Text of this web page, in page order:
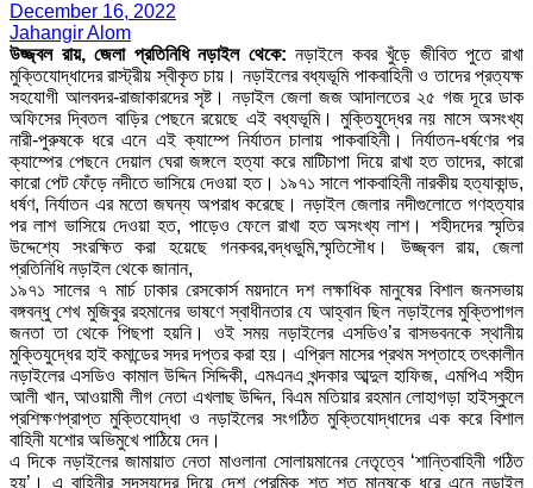
December 16, 2022
Jahangir Alom
উজ্জ্বল রায়, জেলা প্রতিনিধি নড়াইল থেকে: নড়াইলে কবর খুঁড়ে জীবিত পুতে রাখা
মুক্তিযোদ্ধাদের রাস্ট্রীয় স্বীকৃত চায়। নড়াইলের বধ্যভূমি পাকবাহিনী ও তাদের প্রত্যক্ষ
সহযোগী আলবদর-রাজাকারদের সৃষ্ট। নড়াইল জেলা জজ আদালতের ২৫ গজ দূরে ডাক
অফিসের দ্বিতল বাড়ির পেছনে রয়েছে এই বধ্যভূমি। মুক্তিযুদ্ধের নয় মাসে অসংখ্য
নারী-পুরুষকে ধরে এনে এই ক্যাম্পে নির্যাতন চালায় পাকবাহিনী। নির্যাতন-ধর্ষণের পর
ক্যাম্পের পেছনে দেয়াল ঘেরা জঙ্গলে হত্যা করে মাটিচাপা দিয়ে রাখা হত তাদের, কারো
কারো পেট ফেঁড়ে নদীতে ভাসিয়ে দেওয়া হত। ১৯৭১ সালে পাকবাহিনী নারকীয় হত্যাকান্ড,
ধর্ষণ, নির্যাতন এর মতো জঘন্য অপরাধ করেছে। নড়াইল জেলার নদীগুলোতে গণহত্যার
পর লাশ ভাসিয়ে দেওয়া হত, পাড়েও ফেলে রাখা হত অসংখ্য লাশ। শহীদদের স্মৃতির
উদ্দেশ্যে সংরক্ষিত করা হয়েছে গনকবর,বদ্ধভুমি,স্মৃতিসৌধ। উজ্জ্বল রায়, জেলা
প্রতিনিধি নড়াইল থেকে জানান,
১৯৭১ সালের ৭ মার্চ ঢাকার রেসকোর্স ময়দানে দশ লক্ষাধিক মানুষের বিশাল জনসভায়
বঙ্গবন্ধু শেখ মুজিবুর রহমানের ভাষণে স্বাধীনতার যে আহ্বান ছিল নড়াইলের মুক্তিপাগল
জনতা তা থেকে পিছপা হয়নি। ওই সময় নড়াইলের এসডিও’র বাসভবনকে স্থানীয়
মুক্তিযুদ্ধের হাই কমান্ডের সদর দপ্তর করা হয়। এপ্রিল মাসের প্রথম সপ্তাহে তৎকালীন
নড়াইলের এসডিও কামাল উদ্দিন সিদ্দিকী, এমএনএ খন্দকার আব্দুল হাফিজ, এমপিএ শহীদ
আলী খান, আওয়ামী লীগ নেতা এখলাছ উদ্দিন, বিএম মতিয়ার রহমান লোহাগড়া হাইস্কুলে
প্রশিক্ষণপ্রাপ্ত মুক্তিযোদ্ধা ও নড়াইলের সংগঠিত মুক্তিযোদ্ধাদের এক করে বিশাল
বাহিনী যশোর অভিমুখে পাঠিয়ে দেন।
এ দিকে নড়াইলের জামায়াত নেতা মাওলানা সোলায়মানের নেতৃত্বে ‘শান্তিবাহিনী গঠিত
হয়’। এ বাহিনীর সদস্যদের দিয়ে দেশ প্রেমিক শত শত মানুষকে ধরে এনে নড়াইল